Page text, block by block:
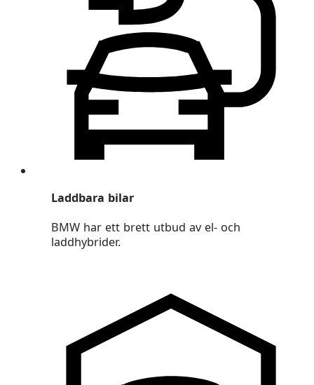
Laddbara bilar
BMW har ett brett utbud av el- och
laddhybrider.